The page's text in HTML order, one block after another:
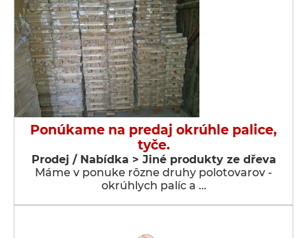
Ponúkame na predaj okrúhle palice,
tyče.
Prodej / Nabídka > Jiné produkty ze dřeva
Máme v ponuke rôzne druhy polotovarov -
okrúhlych palíc a …